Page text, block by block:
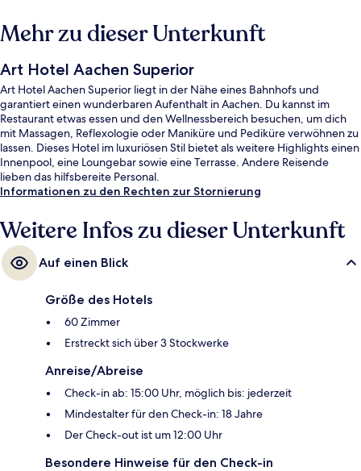
Mehr zu dieser Unterkunft
Art Hotel Aachen Superior
Art Hotel Aachen Superior liegt in der Nähe eines Bahnhofs und
garantiert einen wunderbaren Aufenthalt in Aachen. Du kannst im
Restaurant etwas essen und den Wellnessbereich besuchen, um dich
mit Massagen, Reflexologie oder Maniküre und Pediküre verwöhnen zu
lassen. Dieses Hotel im luxuriösen Stil bietet als weitere Highlights einen
Innenpool, eine Loungebar sowie eine Terrasse. Andere Reisende
lieben das hilfsbereite Personal.
Informationen zu den Rechten zur Stornierung
Weitere Infos zu dieser Unterkunft
Auf einen Blick
Größe des Hotels
60 Zimmer
Erstreckt sich über 3 Stockwerke
Anreise/Abreise
Check-in ab: 15:00 Uhr, möglich bis: jederzeit
Mindestalter für den Check-in: 18 Jahre
Der Check-out ist um 12:00 Uhr
Besondere Hinweise für den Check-in